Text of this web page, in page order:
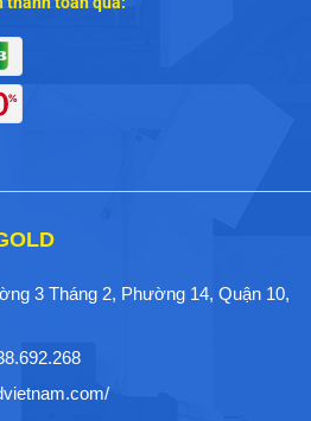
3 Tháng 2, Phường 14, Quận 10,